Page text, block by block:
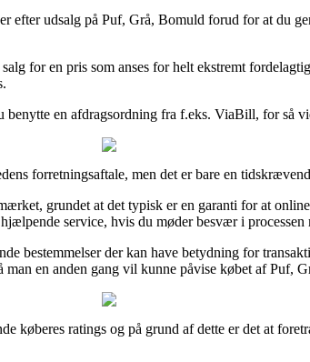
udsalg på Puf, Grå, Bomuld forud for at du
for en pris som anses for helt ekstremt
en afdragsordning fra f.eks. ViaBill, for så
forretningsaftale, men det er bare en
grundet at det typisk er en garanti for at
service, hvis du møder besvær i processen
bestemmelser der kan have betydning for
en anden gang vil kunne påvise købet af Puf,
køberes ratings og på grund af dette er det at